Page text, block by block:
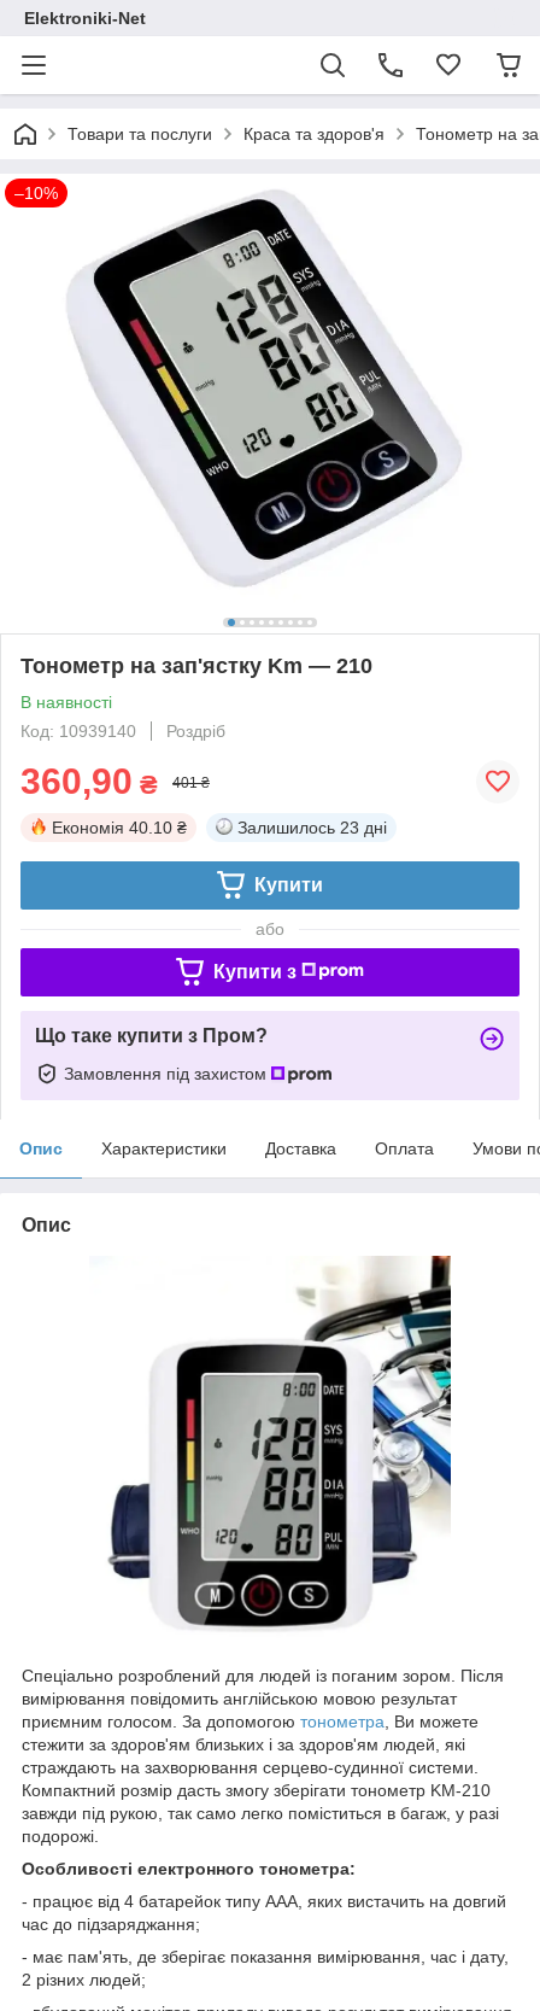
Elektroniki-Net
Товари та послуги Краса та здоров'я Тонометр на
–10%
Тонометр на зап'ястку Km — 210
В наявності
Код: 10939140
Роздріб
360,90 ₴ 401 ₴
Економія 40.10 ₴ Залишилось 23 дні
Купити
або
Купити з
Що таке купити з Пром?
Замовлення під захистом
Опис Характеристики Доставка Оплата Умови
Опис
Спеціально розроблений для людей із поганим зором. Після
вимірювання повідомить англійською мовою результат
приємним голосом. За допомогою тонометра , Ви можете
стежити за здоров'ям близьких і за здоров'ям людей, які
страждають на захворювання серцево-судинної системи.
Компактний розмір дасть змогу зберігати тонометр KM-210
завжди під рукою, так само легко поміститься в багаж, у разі
подорожі.
Особливості електронного тонометра:
- працює від 4 батарейок типу ААА, яких вистачить на довгий
час до підзаряджання;
- має пам'ять, де зберігає показання вимірювання, час і дату,
2 різних людей;